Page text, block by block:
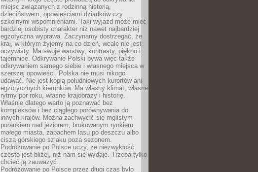
miejsc związanych z rodzinną historią,
dzieciństwem, opowieściami dziadków czy
szkolnymi wspomnieniami. Taki wyjazd może mieć
bardziej osobisty charakter niż nawet najbardziej
egzotyczna wyprawa. Zaczynamy dostrzegać, że
kraj, w którym żyjemy na co dzień, wcale nie jest
oczywisty. Ma swoje warstwy, kontrasty, piękno i
tajemnice. Odkrywanie Polski bywa więc także
odkrywaniem samego siebie i własnego miejsca w
szerszej opowieści. Polska nie musi nikogo
udawać. Nie jest kopią południowych kurortów ani
egzotycznych kierunków. Ma własny klimat, własne
rytmy pór roku, własne krajobrazy i historię.
Właśnie dlatego warto ją poznawać bez
kompleksów i bez ciągłego porównywania do
innych krajów. Można zachwycić się mglistym
porankiem nad jeziorem, brukowanym rynkiem
małego miasta, zapachem lasu po deszczu albo
ciszą górskiego szlaku poza sezonem.
Podróżowanie po Polsce uczy, że niezwykłość
często jest bliżej, niż nam się wydaje. Trzeba tylko
chcieć ją zauważyć.
Podróżowanie po Polsce przez długi czas było